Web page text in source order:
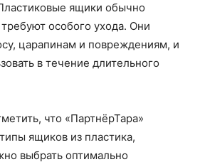
ящики обычно
особого ухода. Они
царапинам и повреждениям, и
в течение длительного
что «ПартнёрТара»
ящиков из пластика,
выбрать оптимально